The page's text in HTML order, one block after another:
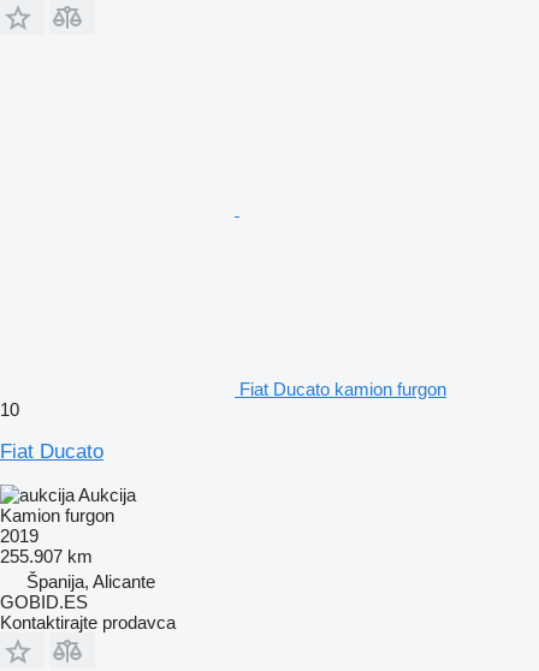
Fiat Ducato kamion furgon
10
Fiat Ducato
Aukcija
Kamion furgon
2019
255.907 km
Španija, Alicante
GOBID.ES
Kontaktirajte prodavca